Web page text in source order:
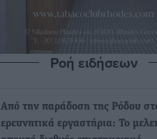
Ροή ειδήσεων
Από την παράδοση της Ρόδου
ερευνητικά εργαστήρια: Το